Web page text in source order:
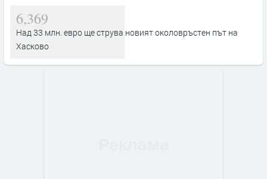
6,369
Над 33 млн. евро ще струва новият околовръстен път на
Хасково